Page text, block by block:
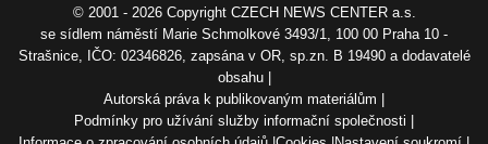
© 2001 - 2026 Copyright CZECH NEWS CENTER a.s.
se sídlem náměstí Marie Schmolkové 3493/1, 100 00 Praha 10 -
Strašnice, IČO: 02346826, zapsána v OR, sp.zn. B 19490 a dodavatelé
obsahu
Autorská práva k publikovaným materiálům
Podmínky pro užívání služby informační společnosti